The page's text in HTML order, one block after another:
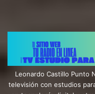
Leonardo Castillo Punto
televisión con estudios